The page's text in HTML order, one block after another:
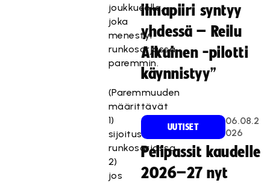
joukkueella,
joka
menestyi
runkosarjassa
paremmin.
(Paremmuuden
määrittävät
1)
sijoitus
runkosarjassa
2)
jos
ilmapiiri syntyy
yhdessä – Reilu
Aikuinen -pilotti
käynnistyy”
UUTISET
06.08.2
026
Pelipassit kaudelle
2026–27 nyt